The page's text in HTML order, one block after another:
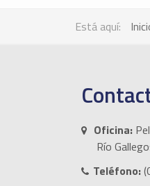
Está aquí:
Oficina:
Río
Teléfono: